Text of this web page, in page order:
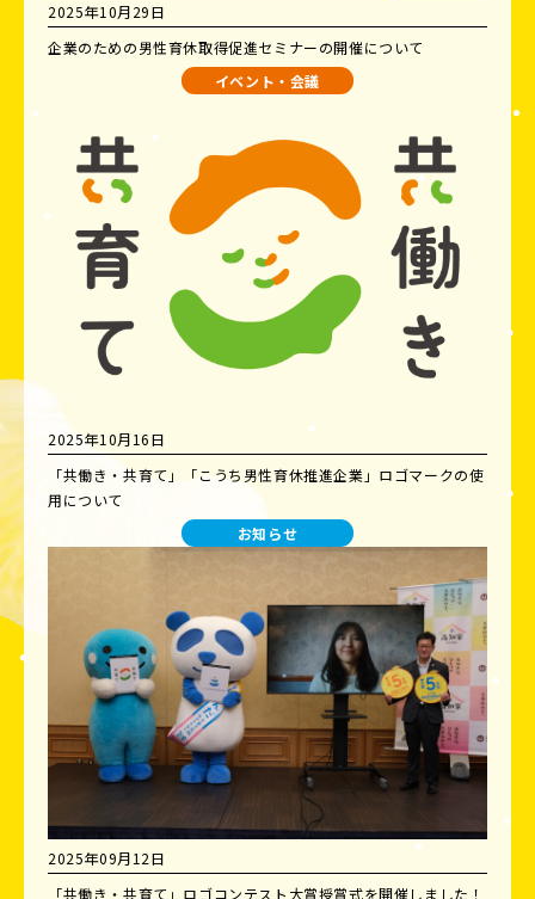
2025年10月29日
企業のための男性育休取得促進セミナーの開催について
イベント・会議
2025年10月16日
「共働き・共育て」「こうち男性育休推進企業」ロゴマークの使
用について
お知らせ
2025年09月12日
「共働き・共育て」ロゴコンテスト大賞授賞式を開催しました！